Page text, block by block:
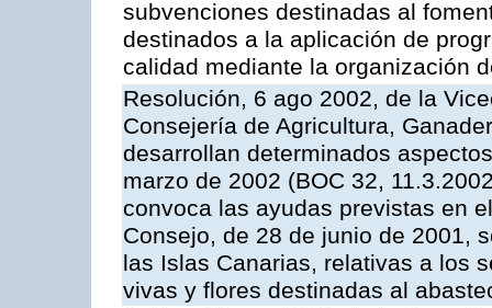
subvenciones destinadas al
destinados a la aplicación de
calidad mediante la organización
Resolución, 6 ago 2002, de la
Consejería de Agricultura,
desarrollan determinados
marzo de 2002 (BOC 32,
convoca las ayudas previstas en
Consejo, de 28 de junio de 2001,
las Islas Canarias, relativas a los
vivas y flores destinadas al